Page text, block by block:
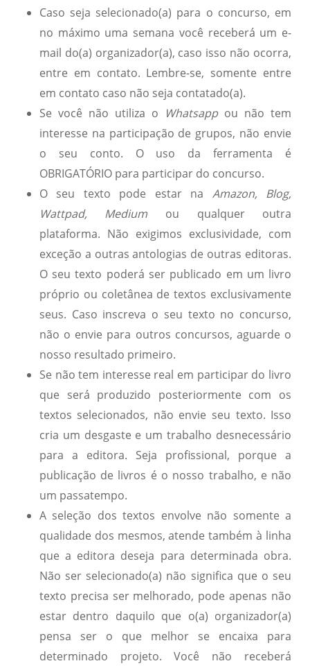
Caso seja selecionado(a) para o concurso, em
no máximo uma semana você receberá um e-
mail do(a) organizador(a), caso isso não ocorra,
entre em contato. Lembre-se, somente entre
em contato caso não seja contatado(a).
Se você não utiliza o Whatsappou não tem
interesse na participação de grupos, não envie
o seu conto. O uso da ferramenta é
OBRIGATÓRIO para participar do concurso.
O seu texto pode estar na Amazon, Blog,
Wattpad, Medium ou qualquer outra
plataforma. Não exigimos exclusividade, com
exceção a outras antologias de outras editoras.
O seu texto poderá ser publicado em um livro
próprio ou coletânea de textos exclusivamente
seus. Caso inscreva o seu texto no concurso,
não o envie para outros concursos, aguarde o
nosso resultado primeiro.
Se não tem interesse real em participar do livro
que será produzido posteriormente com os
textos selecionados, não envie seu texto. Isso
cria um desgaste e um trabalho desnecessário
para a editora. Seja profissional, porque a
publicação de livros é o nosso trabalho, e não
um passatempo.
A seleção dos textos envolve não somente a
qualidade dos mesmos, atende também à linha
que a editora deseja para determinada obra.
Não ser selecionado(a) não significa que o seu
texto precisa ser melhorado, pode apenas não
estar dentro daquilo que o(a) organizador(a)
pensa ser o que melhor se encaixa para
determinado projeto. Você não receberá